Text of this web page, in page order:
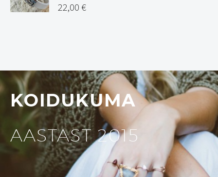
22,00 €
KOIDUKUMA
AASTAST 2015